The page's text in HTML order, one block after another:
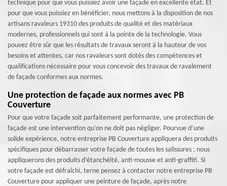
technique pour que vous puissiez avoir une façade en excellente état. Et
pour que vous puissiez en bénéficier, nous mettons à la disposition de nos
artisans ravaleurs 19310 des produits de qualité et des matériaux
modernes, professionnels qui sont à la pointe de la technologie. Vous
pouvez être sûr que les résultats de travaux seront à la hauteur de vos
besoins et attentes, car nos ravaleurs sont dotés des compétences et
qualifications nécessaire pour vous concevoir des travaux de ravalement
de façade conformes aux normes.
Une protection de façade aux normes avec PB
Couverture
Pour que votre façade soit parfaitement performante, une protection de
façade est une intervention qu’on ne doit pas négliger. Pourvue d’une
solide expérience, notre entreprise PB Couverture appliquera des produits
spécifiques pour débarrasser votre façade de toutes les salissures ; nous
appliquerons des produits d’étanchéité, anti-mousse et anti-graffiti. Si
votre façade est défraîchi, terne pensez à contacter notre entreprise PB
Couverture pour appliquer une peinture de façade, après notre